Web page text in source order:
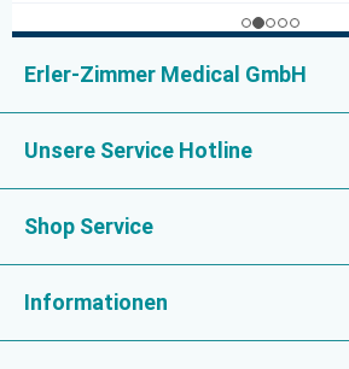
Erler-Zimmer Medical GmbH
Unsere Service Hotline
Shop Service
Informationen